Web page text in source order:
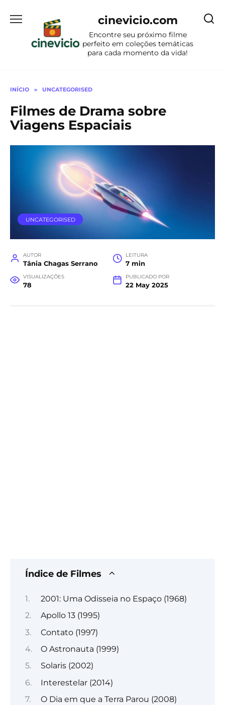
para
conteúdo
cinevicio.com
Encontre seu próximo filme
perfeito em coleções temáticas
para cada momento da vida!
INÍCIO » UNCATEGORISED
Filmes de Drama sobre
Viagens Espaciais
UNCATEGORISED
AUTOR
Tânia Chagas Serrano
LEITURA
7 min
VISUALIZAÇÕES
78
PUBLICADO POR
22 May 2025
Índice de Filmes
2001: Uma Odisseia no Espaço (1968)
Apollo 13 (1995)
Contato (1997)
O Astronauta (1999)
Solaris (2002)
Interestelar (2014)
O Dia em que a Terra Parou (2008)